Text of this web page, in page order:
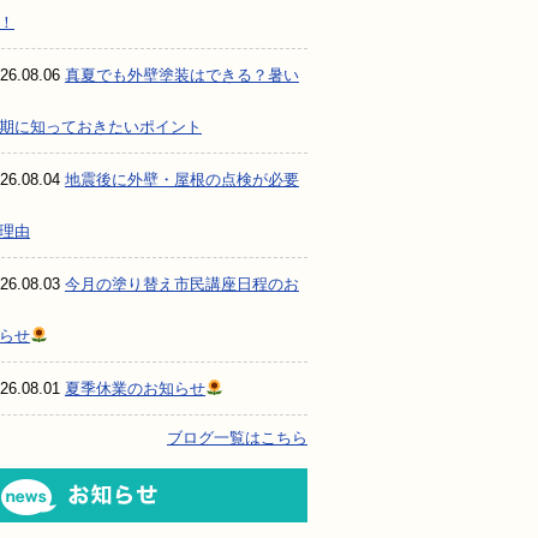
真夏でも外壁塗装はできる？暑い
に知っておきたいポイント
地震後に外壁・屋根の点検が必要
由
今月の塗り替え市民講座日程のお
せ
夏季休業のお知らせ
ブログ一覧はこちら